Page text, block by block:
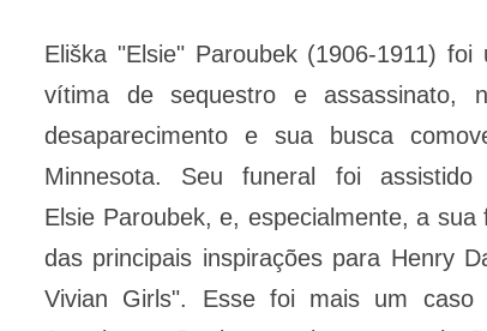
Eliška "Elsie" Paroubek (1906-1911)
vítima de sequestro e assassinato,
desaparecimento e sua busca
Minnesota. Seu funeral foi
Elsie Paroubek, e, especialmente, a
das principais inspirações para Henry
Vivian Girls". Esse foi mais um caso